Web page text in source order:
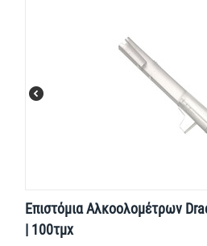
Επιστόμια Αλκοολομέτρων
| 100τμχ